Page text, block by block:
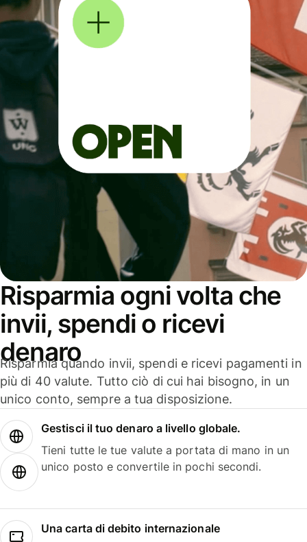
Risparmia ogni volta che
invii, spendi o ricevi
denaro
Risparmia quando invii, spendi e ricevi pagamenti in
più di 40 valute. Tutto ciò di cui hai bisogno, in un
unico conto, sempre a tua disposizione.
Gestisci il tuo denaro a livello globale.
Tieni tutte le tue valute a portata di mano in un
unico posto e convertile in pochi secondi.
Una carta di debito internazionale